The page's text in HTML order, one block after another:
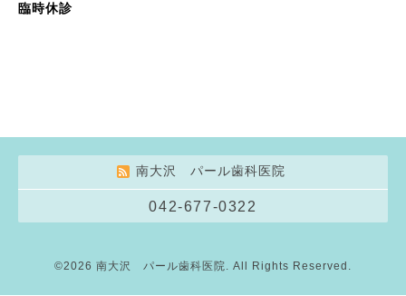
臨時休診
南大沢 パール歯科医院
042-677-0322
©2026 南大沢 パール歯科医院. All Rights Reserved.